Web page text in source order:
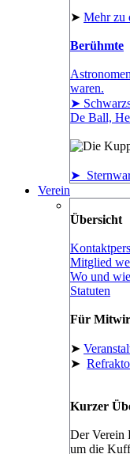
➤ Mehr zu
Berühmte
waren.
➤
De Ball,
➤
Verein
Übersicht
Mitglied
Wo und
Statuten
Für
➤
➤
Kurzer
Der Verein
um die